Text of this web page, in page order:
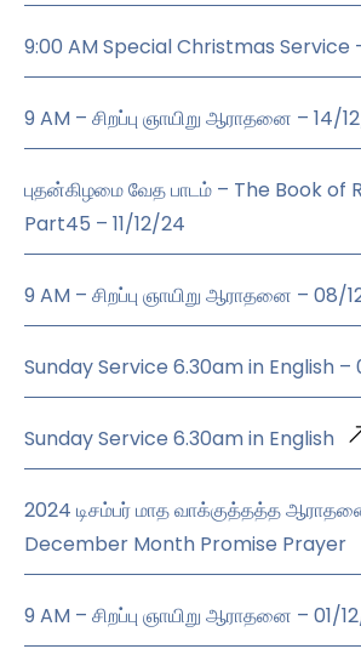
9:00 AM Special Christmas Service
9 AM – சிறப்பு ஞாயிறு ஆராதனை – 14/
புதன்கிழமை வேத பாடம் – The Book of
Part45 – 11/12/24
9 AM – சிறப்பு ஞாயிறு ஆராதனை – 08/
Sunday Service 6.30am in English –
Sunday Service 6.30am in English
2024 டிசம்பர் மாத வாக்குத்தத்த
December Month Promise Prayer
9 AM – சிறப்பு ஞாயிறு ஆராதனை – 01/